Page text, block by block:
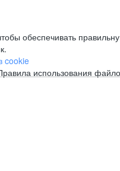
обеспечивать
cookie
использования